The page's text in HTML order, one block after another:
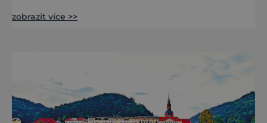
propojují pohyb, příroda, gastronomie a
cyklistických výletech podél řek, pěších
túrách s dalekými výhledy, rodinnýc
zobrazit více >>